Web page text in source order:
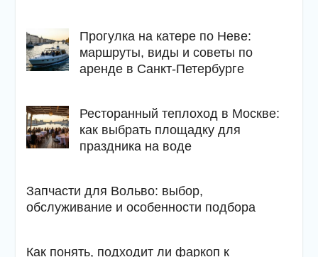
Прогулка на катере по Неве:
маршруты, виды и советы по
аренде в Санкт-Петербурге
Ресторанный теплоход в Москве:
как выбрать площадку для
праздника на воде
Запчасти для Вольво: выбор,
обслуживание и особенности подбора
Как понять, подходит ли фаркоп к